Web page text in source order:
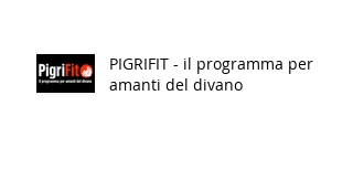
PIGRIFIT - il programma per
amanti del divano